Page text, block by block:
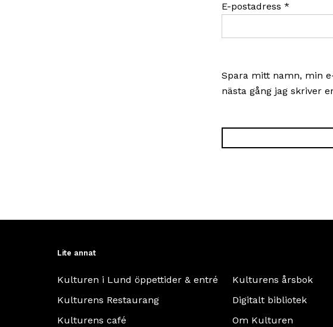
E-postadress *
Spara mitt namn, min
nästa gång jag skriver
Lite annat
Kulturen i Lund öppettider & entré
Kulturens Restaurang
Kulturens café
Kulturens årsbok
Digitalt bibliotek
Om Kulturen